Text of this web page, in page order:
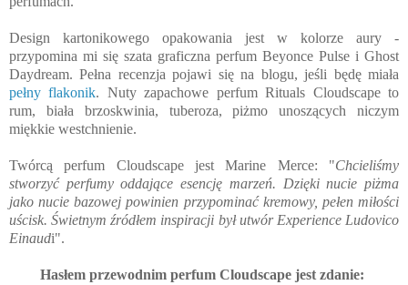
Design kartonikowego opakowania jest w kolorze aury -
przypomina mi się szata graficzna perfum Beyonce Pulse i Ghost
Daydream. Pełna recenzja pojawi się na blogu, jeśli będę miała
pełny flakonik. Nuty zapachowe perfum Rituals Cloudscape to
rum, biała brzoskwinia, tuberoza, piżmo unoszących niczym
miękkie westchnienie.
Twórcą perfum Cloudscape jest Marine Merce: "Chcieliśmy
stworzyć perfumy oddające esencję marzeń. Dzięki nucie piżma
jako nucie bazowej powinien przypominać kremowy, pełen miłości
uścisk. Świetnym źródłem inspiracji był utwór Experience Ludovico
Einaudi".
Hasłem przewodnim perfum Cloudscape jest zdanie: